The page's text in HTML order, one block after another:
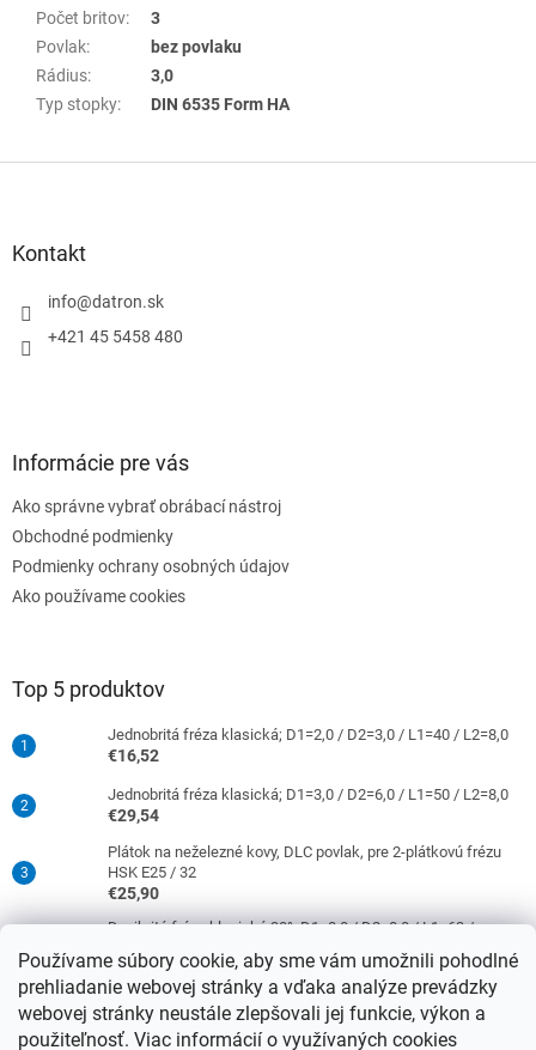
Používame súbory cookie, aby sme vám umožnili pohodlné
prehliadanie webovej stránky a vďaka analýze prevádzky
webovej stránky neustále zlepšovali jej funkcie, výkon a
použiteľnosť. Viac informácií o využívaných cookies
Počet britov:
3
Povlak:
bez povlaku
Rádius:
3,0
Typ stopky: DIN 6535 Form HA
Kontakt
info@datron.sk
+421 45 5458 480
Informácie pre vás
Ako správne vybrať obrábací nástroj
Obchodné podmienky
Podmienky ochrany osobných údajov
Ako používame cookies
Top 5 produktov
Jednobritá fréza klasická; D1=2,0 / D2=3,0 / L1=40 / L2=8,0
€16,52
Jednobritá fréza klasická; D1=3,0 / D2=6,0 / L1=50 / L2=8,0
€29,54
Plátok na neželezné kovy, DLC povlak, pre 2-plátkovú frézu
HSK E25 / 32
€25,90
Dvojbritá fréza klasická 30°; D1=8,0 / D2=8,0 / L1=63 /
€38,33
Jednobritá fréza klasická; D1=4,0 / D2=6,0 / L1=50 / L2=10,0
€29,54